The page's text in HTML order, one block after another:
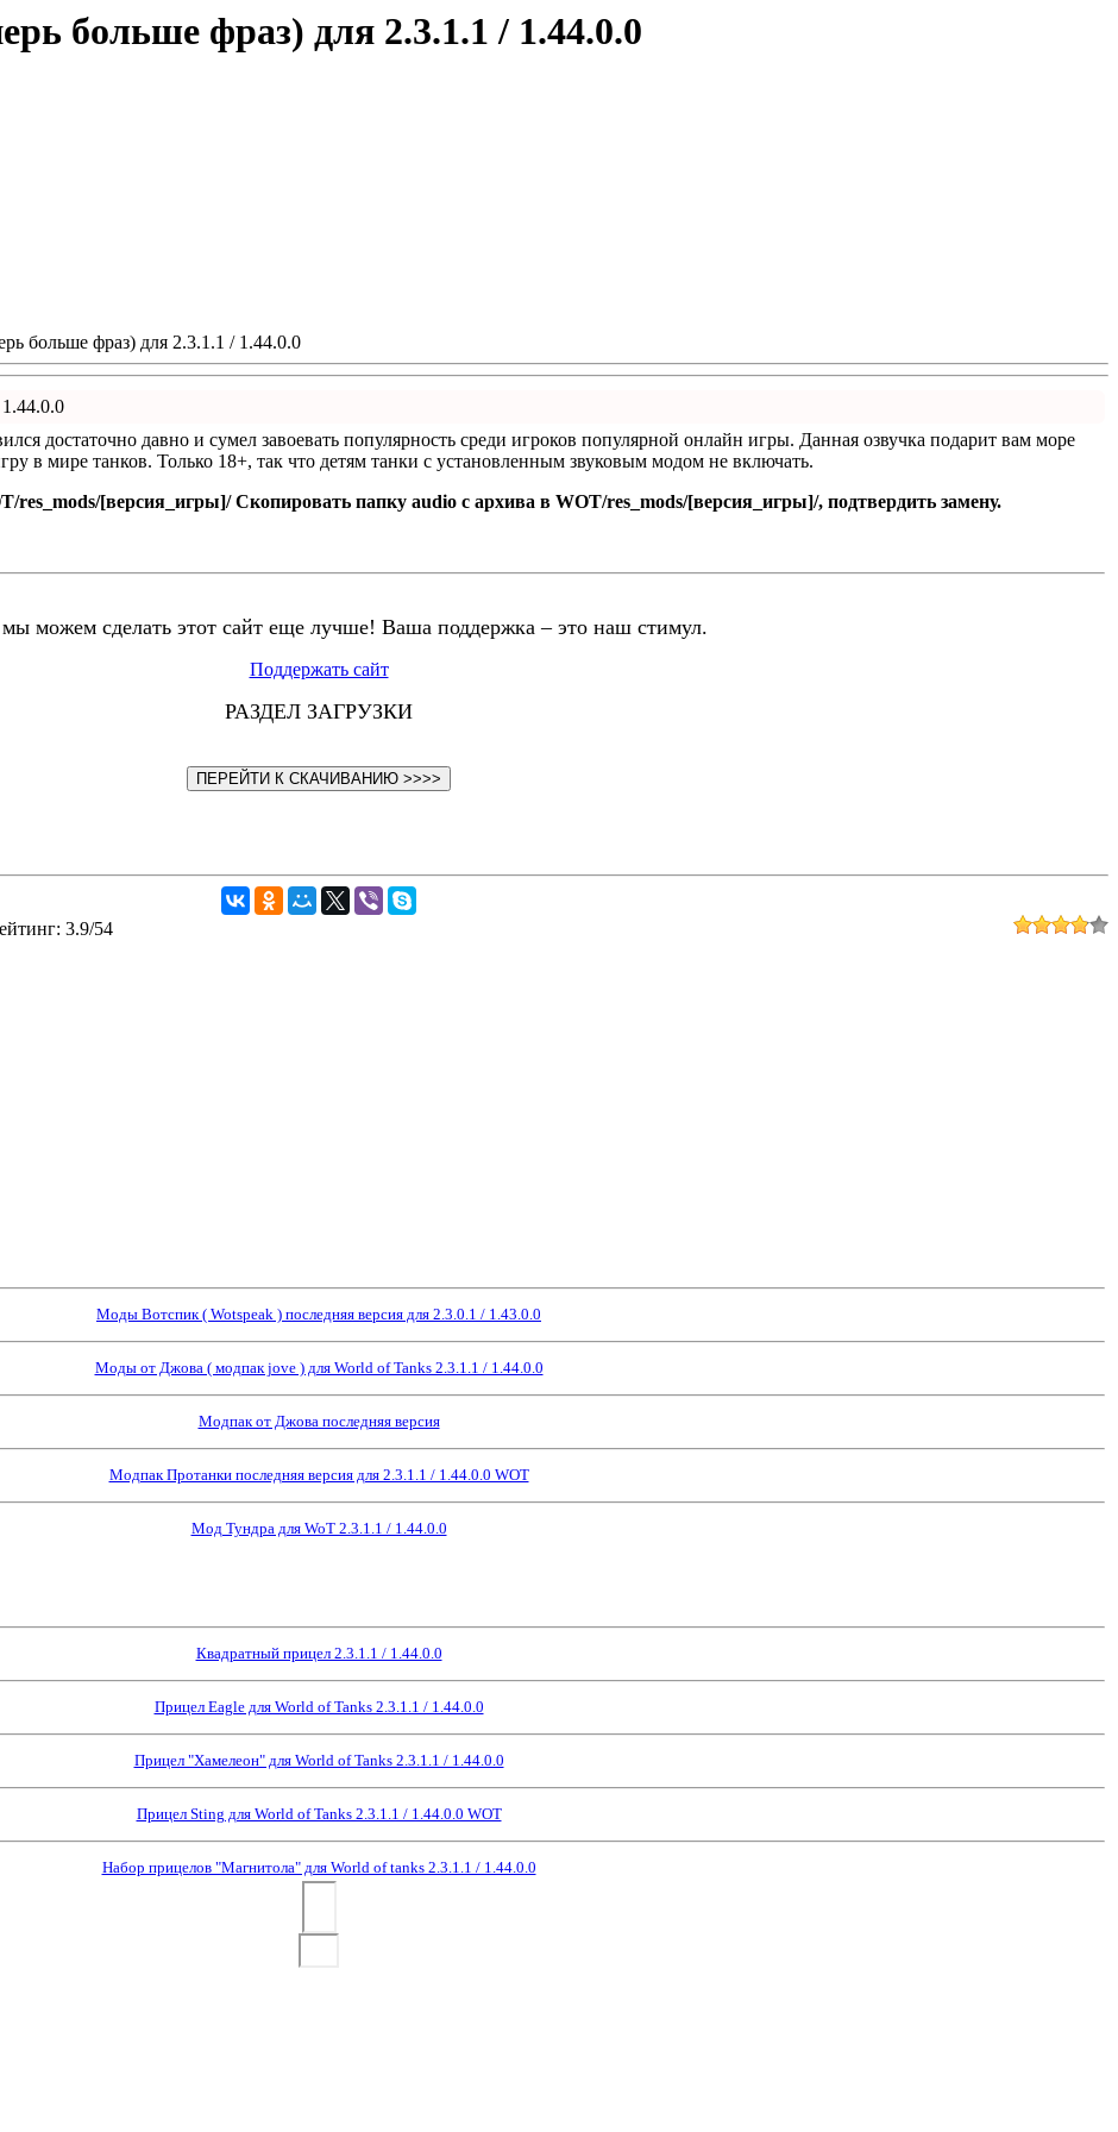
больше фраз) для 2.3.1.1 / 1.44.0.0
больше фраз) для 2.3.1.1 / 1.44.0.0
достаточно давно и сумел завоевать популярность среди игроков популярной онлайн игры. Данная озвучка подарит вам море
в мире танков. Только 18+, так что детям танки с установленным звуковым модом не включать.
[версия_игры]/ Скопировать папку audio с архива в WOT/res_mods/[версия_игры]/, подтвердить замену.
можем сделать этот сайт еще лучше! Ваша поддержка – это наш стимул.
Поддержать сайт
РАЗДЕЛ ЗАГРУЗКИ
ПЕРЕЙТИ К СКАЧИВАНИЮ >>>>
: 3.9/54
Моды Вотспик ( Wotspeak ) последняя версия для 2.3.0.1 / 1.43.0.0
Моды от Джова ( модпак jove ) для World of Tanks 2.3.1.1 / 1.44.0.0
Модпак от Джова последняя версия
Модпак Протанки последняя версия для 2.3.1.1 / 1.44.0.0 WOT
Мод Тундра для WoT 2.3.1.1 / 1.44.0.0
Квадратный прицел 2.3.1.1 / 1.44.0.0
Прицел Eagle для World of Tanks 2.3.1.1 / 1.44.0.0
Прицел "Хамелеон" для World of Tanks 2.3.1.1 / 1.44.0.0
Прицел Sting для World of Tanks 2.3.1.1 / 1.44.0.0 WOT
Набор прицелов "Магнитола" для World of tanks 2.3.1.1 / 1.44.0.0